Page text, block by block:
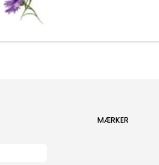
MÆRKER